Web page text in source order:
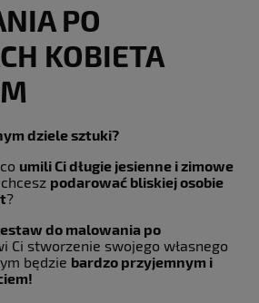
PO
KOBIETA
dziele sztuki?
umili Ci długie jesienne i zimowe
podarować bliskiej osobie
?
do malowania po
Ci stworzenie swojego własnego
będzie bardzo przyjemnym i